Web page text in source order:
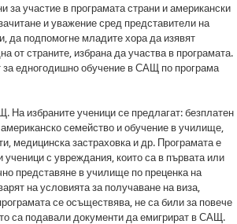
участие в програмата страни и американски
и уважение сред представители на
да подпомогне младите хора да изявят
от страните, избрана да участва в програмата.
едногодишно обучение в САЩ по програма
На избраните ученици се предлагат: безплатен
семейство и обучение в училище,
медицинска застраховка и др. Програмата е
с увреждания, които са в първата или
представяне в училище по преценка на
на условията за получаване на виза,
се осъществява, не са били за повече
са подавали документи да емигрират в САЩ.